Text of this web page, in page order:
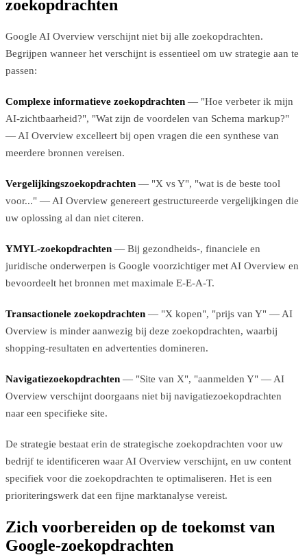
zoekopdrachten
Google AI Overview verschijnt niet bij alle zoekopdrachten.
Begrijpen wanneer het verschijnt is essentieel om uw strategie aan te
passen:
Complexe informatieve zoekopdrachten — "Hoe verbeter ik mijn
AI-zichtbaarheid?", "Wat zijn de voordelen van Schema markup?"
— AI Overview excelleert bij open vragen die een synthese van
meerdere bronnen vereisen.
Vergelijkingszoekopdrachten — "X vs Y", "wat is de beste tool
voor..." — AI Overview genereert gestructureerde vergelijkingen die
uw oplossing al dan niet citeren.
YMYL-zoekopdrachten — Bij gezondheids-, financiele en
juridische onderwerpen is Google voorzichtiger met AI Overview en
bevoordeelt het bronnen met maximale E-E-A-T.
Transactionele zoekopdrachten — "X kopen", "prijs van Y" — AI
Overview is minder aanwezig bij deze zoekopdrachten, waarbij
shopping-resultaten en advertenties domineren.
Navigatiezoekopdrachten — "Site van X", "aanmelden Y" — AI
Overview verschijnt doorgaans niet bij navigatiezoekopdrachten
naar een specifieke site.
De strategie bestaat erin de strategische zoekopdrachten voor uw
bedrijf te identificeren waar AI Overview verschijnt, en uw content
specifiek voor die zoekopdrachten te optimaliseren. Het is een
prioriteringswerk dat een fijne marktanalyse vereist.
Zich voorbereiden op de toekomst van
Google-zoekopdrachten